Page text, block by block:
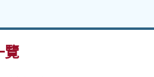
覽